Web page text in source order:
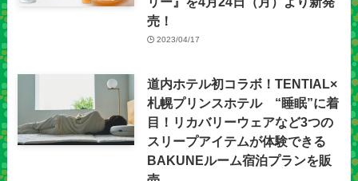
売！
2023/04/17
道内ホテル初コラボ！TENTIAL×
札幌プリンスホテル “睡眠”に着
目！リカバリーウェアなど3つの
スリープアイテムが体験できる
BAKUNEルーム宿泊プランを販